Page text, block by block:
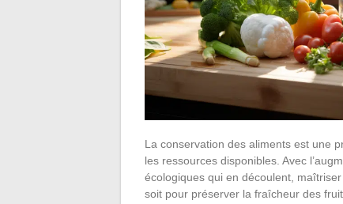
La conservation des aliments est une
les ressources disponibles. Avec
écologiques qui en découlent,
soit pour préserver la fraîcheur des